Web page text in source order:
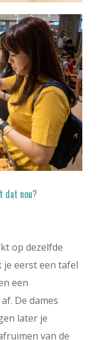
dat nou?
op dezelfde
je eerst een tafel
een
De dames
later je
van de